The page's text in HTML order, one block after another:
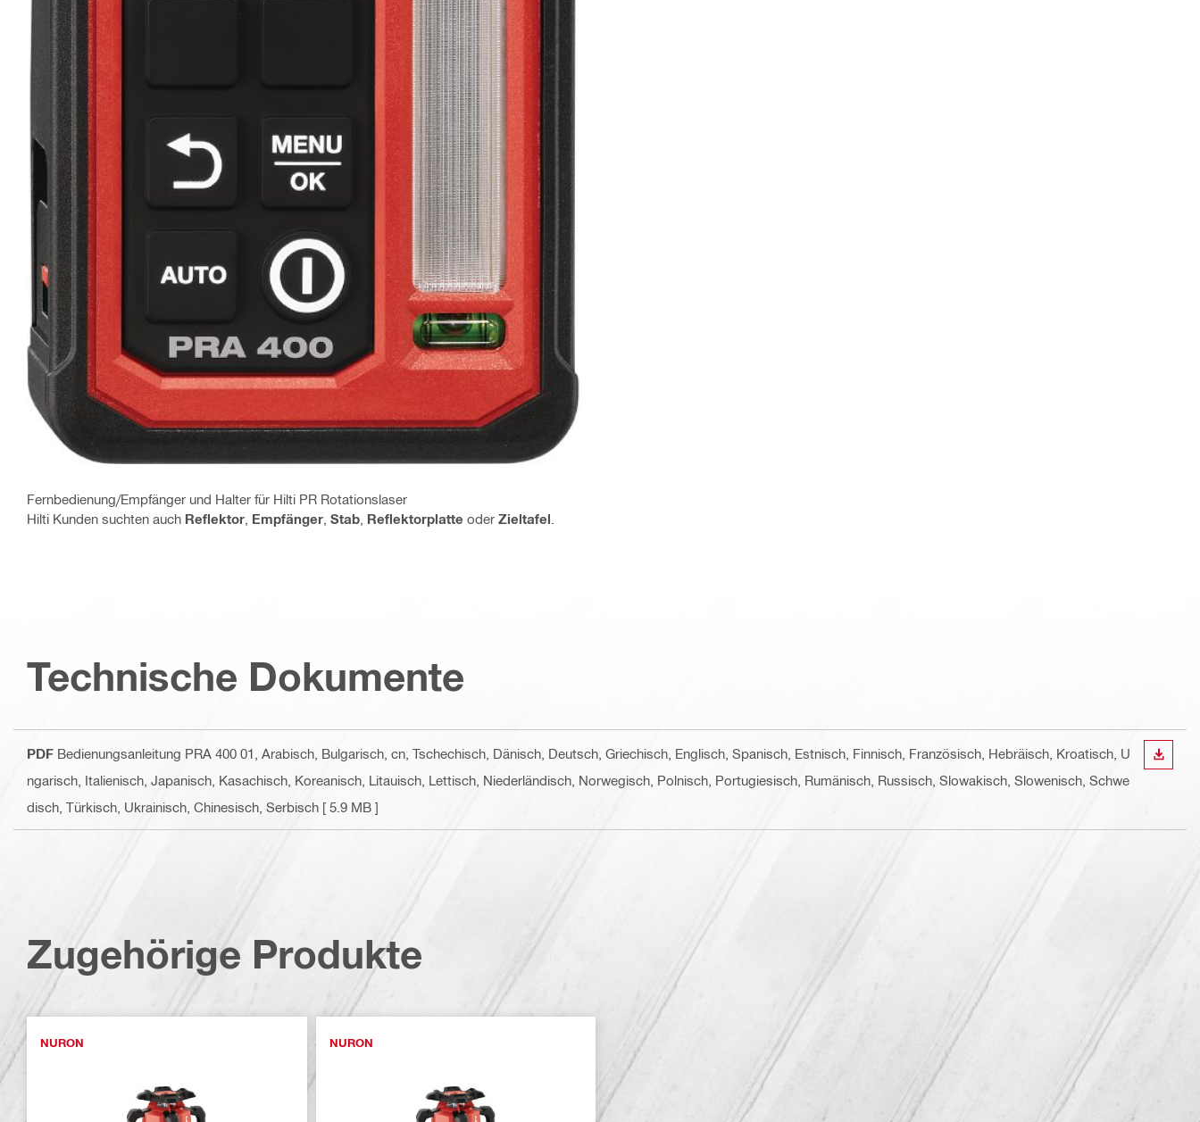
Fernbedienung/Empfänger und Halter für Hilti PR Rotationslaser
Hilti Kunden suchten auch Reflektor Empfänger Stab Reflektorplatte oder Zieltafel
Technische Dokumente
PDF Bedienungsanleitung PRA 400 01 , Arabisch, Bulgarisch, cn, Tschechisch, Dänisch, Deutsch, Griechisch, Englisch, Spanisch, Estnisch, Finnisch, Französisch, Hebräisch, Kroatisch, U
ngarisch, Italienisch, Japanisch, Kasachisch, Koreanisch, Litauisch, Lettisch, Niederländisch, Norwegisch, Polnisch, Portugiesisch, Rumänisch, Russisch, Slowakisch, Slowenisch, Schwe
disch, Türkisch, Ukrainisch, Chinesisch, Serbisch [ 5.9 MB ]
Zugehörige Produkte
NURON NURON